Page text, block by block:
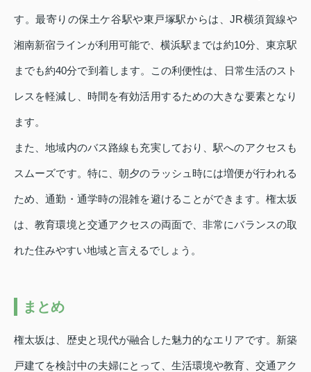
す。最寄りの保土ケ谷駅や東戸塚駅からは、JR横須賀線や
湘南新宿ラインが利用可能で、横浜駅までは約10分、東京駅
までも約40分で到着します。この利便性は、日常生活のスト
レスを軽減し、時間を有効活用するための大きな要素となり
ます。
また、地域内のバス路線も充実しており、駅へのアクセスも
スムーズです。特に、朝夕のラッシュ時には増便が行われる
ため、通勤・通学時の混雑を避けることができます。権太坂
は、教育環境と交通アクセスの両面で、非常にバランスの取
れた住みやすい地域と言えるでしょう。
まとめ
権太坂は、歴史と現代が融合した魅力的なエリアです。新築
戸建てを検討中の夫婦にとって、生活環境や教育、交通アク